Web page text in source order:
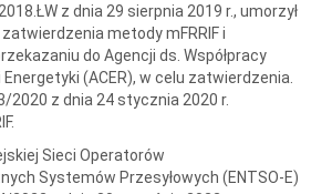
z dnia 29 sierpnia 2019 r., umorzył
metody mFRRIF i
do Agencji ds. Współpracy
(ACER), w celu zatwierdzenia.
2020 z dnia 24 stycznia 2020 r.
Sieci Operatorów
Systemów Przesyłowych (ENTSO-E)